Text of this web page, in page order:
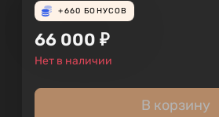
+660 БОНУСОВ
66 000 ₽
Нет в наличии
В корзину